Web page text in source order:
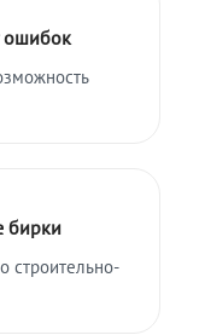
ошибок
бирки
строительно-